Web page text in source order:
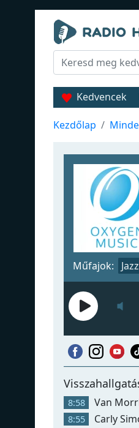
Kedvencek
Kezdőlap
Műfajok: Jazz
8:58 Van Morrison
8:55 Carly